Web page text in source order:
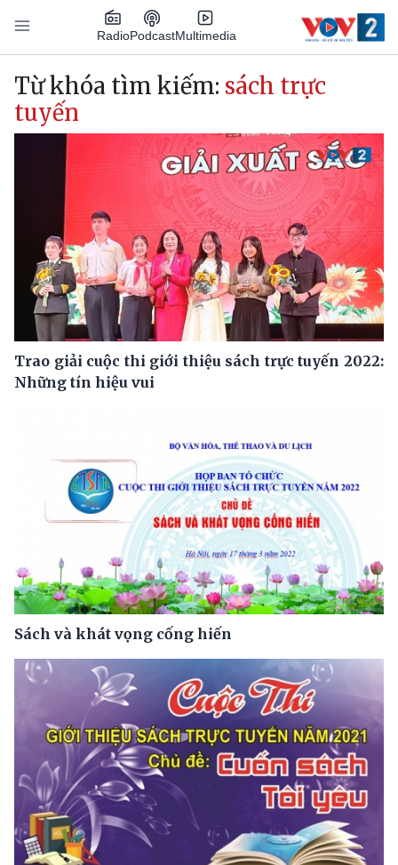
Nhảy đến nội dung
RadioPodcastMultimedia
Main navigation
Từ khóa tìm kiếm: sách trực
tuyến
Trao giải cuộc thi giới thiệu sách trực tuyến 2022:
Những tín hiệu vui
Sách và khát vọng cống hiến